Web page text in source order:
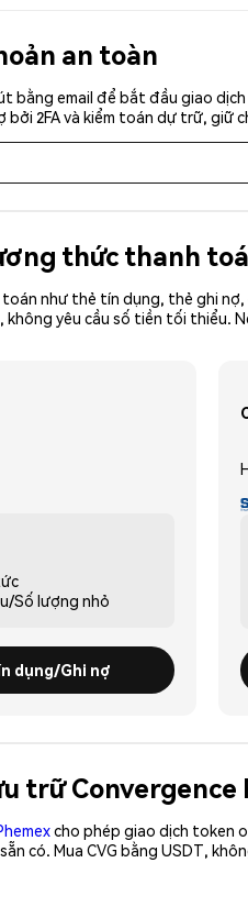
an toàn
bằng email để bắt đầu giao
bởi 2FA và kiểm toán dự trữ,
thức thanh
như thẻ tín dụng, thẻ ghi
yêu cầu số tiền tối thiểu.
Số lượng nhỏ
dụng/Ghi nợ
trữ Convergence
cho phép giao dịch token
có. Mua CVG bằng USDT,